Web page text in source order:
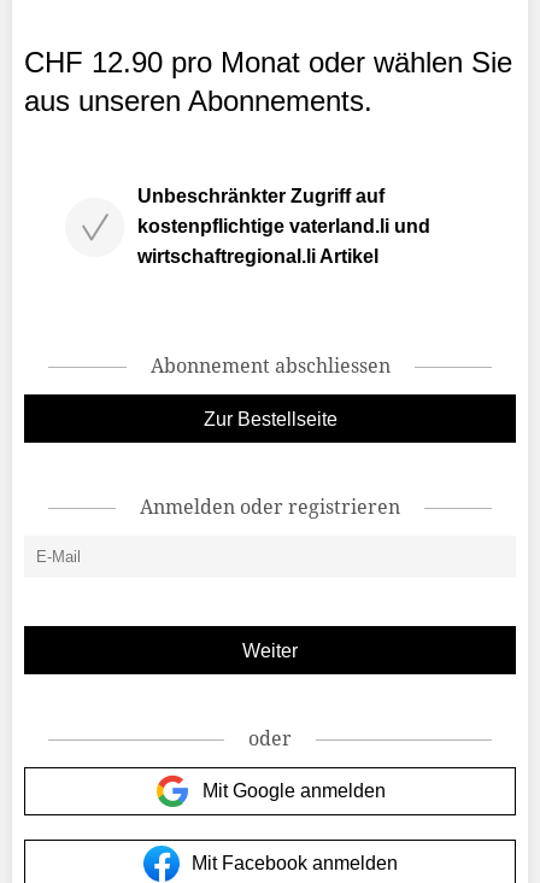
CHF 12.90 pro Monat oder wählen Sie
aus unseren Abonnements.
Unbeschränkter Zugriff auf
kostenpflichtige vaterland.li und
wirtschaftregional.li Artikel
Abonnement abschliessen
Zur Bestellseite
Anmelden oder registrieren
oder
Mit Google anmelden
Mit Facebook anmelden